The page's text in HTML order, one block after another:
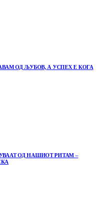
ОД ЉУБОВ, А УСПЕХ Е КОГА
ОД НАШИОТ РИТАМ –